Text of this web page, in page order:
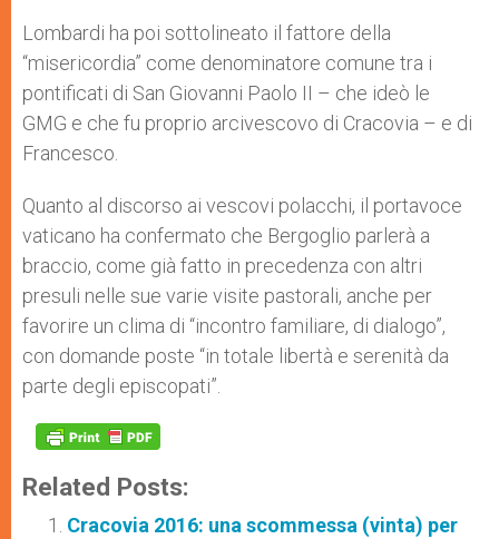
Lombardi ha poi sottolineato il fattore della
“misericordia” come denominatore comune tra i
pontificati di San Giovanni Paolo II – che ideò le
GMG e che fu proprio arcivescovo di Cracovia – e di
Francesco.
Quanto al discorso ai vescovi polacchi, il portavoce
vaticano ha confermato che Bergoglio parlerà a
braccio, come già fatto in precedenza con altri
presuli nelle sue varie visite pastorali, anche per
favorire un clima di “incontro familiare, di dialogo”,
con domande poste “in totale libertà e serenità da
parte degli episcopati”.
Related Posts:
Cracovia 2016: una scommessa (vinta) per